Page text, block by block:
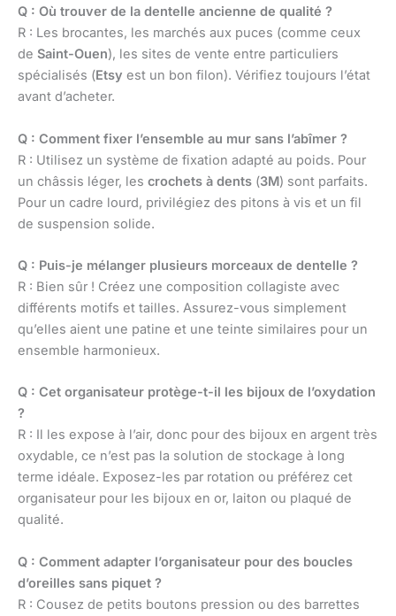
Q : Où trouver de la dentelle ancienne de qualité ?
R : Les brocantes, les marchés aux puces (comme ceux
de Saint-Ouen), les sites de vente entre particuliers
spécialisés (Etsy est un bon filon). Vérifiez toujours l’état
avant d’acheter.
Q : Comment fixer l’ensemble au mur sans l’abîmer ?
R : Utilisez un système de fixation adapté au poids. Pour
un châssis léger, les crochets à dents (3M) sont parfaits.
Pour un cadre lourd, privilégiez des pitons à vis et un fil
de suspension solide.
Q : Puis-je mélanger plusieurs morceaux de dentelle ?
R : Bien sûr ! Créez une composition collagiste avec
différents motifs et tailles. Assurez-vous simplement
qu’elles aient une patine et une teinte similaires pour un
ensemble harmonieux.
Q : Cet organisateur protège-t-il les bijoux de l’oxydation
?
R : Il les expose à l’air, donc pour des bijoux en argent très
oxydable, ce n’est pas la solution de stockage à long
terme idéale. Exposez-les par rotation ou préférez cet
organisateur pour les bijoux en or, laiton ou plaqué de
qualité.
Q : Comment adapter l’organisateur pour des boucles
d’oreilles sans piquet ?
R : Cousez de petits boutons pression ou des barrettes